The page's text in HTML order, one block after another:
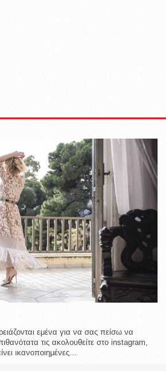
εμένα για να σας πείσω να
τις ακολουθείτε στο instagram,
ικανοποιημένες...